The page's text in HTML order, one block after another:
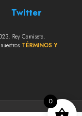
Twitter
Rey Camiseta.
TÉRMINOS Y
0